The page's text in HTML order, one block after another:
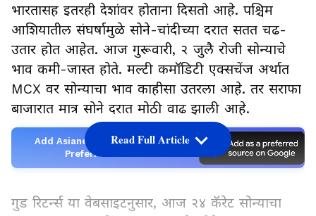
भारतासह इतरही देशांवर होताना दिसतो आहे. पश्चिम
आशियातील संघर्षामुळे सोने-चांदीच्या दरात सतत चढ-
उतार होत आहेत. आज गुरूवारी, २ जुलै रोजी सोन्याचे
भाव कमी-जास्त होते. मल्टी कमॉडिटी एक्सचेंज अर्थात
MCX वर सोन्याचा भाव काहीसा उतरला आहे. तर सराफा
बाजारात मात्र सोने दरात मोठी वाढ झाली आहे.
Add Asianetnews Marathi as a
Preferred Source
गुड रिटर्न्स या वेबसाइटनुसार, आज २४ कॅरेट सोन्याचा
Read Full Article